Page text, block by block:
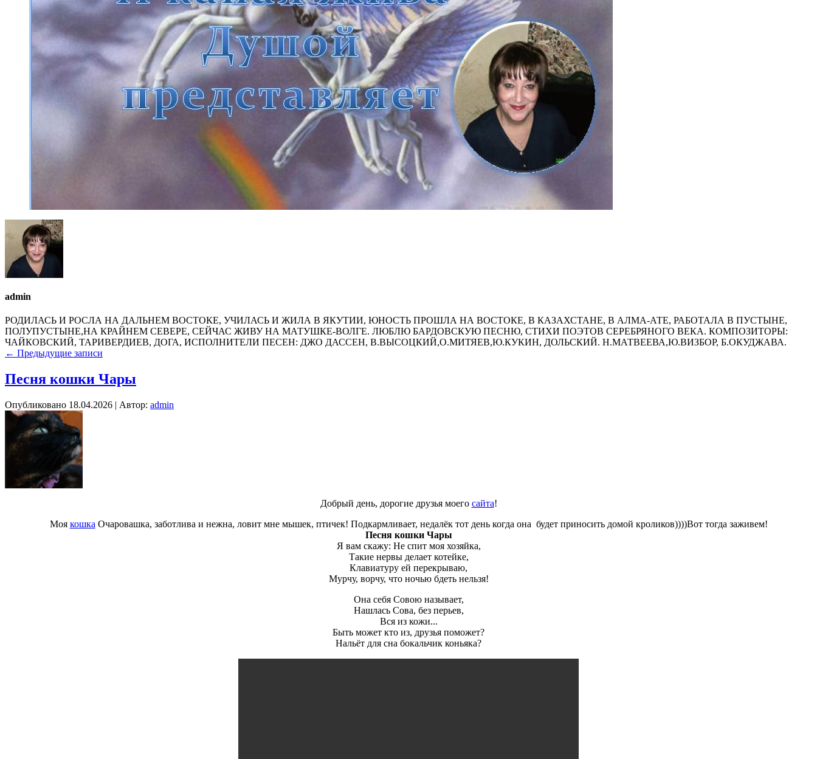
admin
РОДИЛАСЬ И РОСЛА НА ДАЛЬНЕМ ВОСТОКЕ, УЧИЛАСЬ И ЖИЛА В ЯКУТИИ, ЮНОСТЬ ПРОШЛА НА ВОСТОКЕ, В КАЗАХСТАНЕ, В АЛМА-АТЕ, РАБОТАЛА В ПУСТЫНЕ,
ПОЛУПУСТЫНЕ,НА КРАЙНЕМ СЕВЕРЕ, СЕЙЧАС ЖИВУ НА МАТУШКЕ-ВОЛГЕ. ЛЮБЛЮ БАРДОВСКУЮ ПЕСНЮ, СТИХИ ПОЭТОВ СЕРЕБРЯНОГО ВЕКА. КОМПОЗИТОРЫ:
ЧАЙКОВСКИЙ, ТАРИВЕРДИЕВ, ДОГА, ИСПОЛНИТЕЛИ ПЕСЕН: ДЖО ДАССЕН, В.ВЫСОЦКИЙ,О.МИТЯЕВ,Ю.КУКИН, ДОЛЬСКИЙ. Н.МАТВЕЕВА,Ю.ВИЗБОР, Б.ОКУДЖАВА.
← Предыдущие записи
Песня кошки Чары
Опубликовано 18.04.2026 | Автор: admin
Добрый день, дорогие друзья моего сайта!
Моя кошка Очаровашка, заботлива и нежна, ловит мне мышек, птичек! Подкармливает, недалёк тот день когда она будет приносить домой кроликов))))Вот тогда заживем!
Песня кошки Чары
Я вам скажу: Не спит моя хозяйка,
Такие нервы делает котейке,
Клавиатуру ей перекрываю,
Мурчу, ворчу, что ночью бдеть нельзя!
Она себя Совою называет,
Нашлась Сова, без перьев,
Вся из кожи...
Быть может кто из, друзья поможет?
Нальёт для сна бокальчик коньяка?